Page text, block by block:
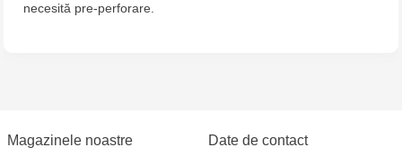
Crafti Riscani - bd. Moscova, 2
Multistore Centru - bd. Cantemir, 6
necesită pre-perforare.
Magazinele noastre Date de contact